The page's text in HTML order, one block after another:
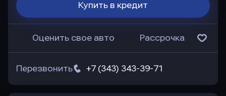
Купить в кредит
Оценить свое авто Рассрочка
+7 (343) 343-39-71
Перезвонить